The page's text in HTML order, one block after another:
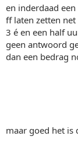
en inderdaad
ff laten zetten
3 é en een half
geen antwoord
dan een bedrag
maar goed het is